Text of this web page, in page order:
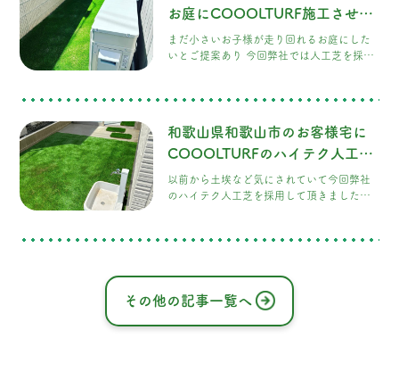
お庭にCOOOLTURF施工させて
頂きました！
まだ小さいお子様が走り回れるお庭にした
いとご提案あり 今回弊社では人工芝を採用
す。 最終確認はご家族で、大変喜んで頂き
和歌山県和歌山市のお客様宅に
COOOLTURFのハイテク人工芝
を施工させて頂きました！
以前から土埃など気にされていて今回弊社
のハイテク人工芝を採用して頂きました。
その他の記事一覧へ